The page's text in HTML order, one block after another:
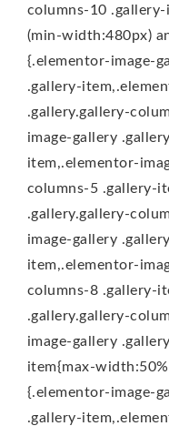
columns-10
(min-width:480px)
{.elementor-image-
.gallery-
.gallery.gallery-
image-gallery
item,.elementor-
columns-5 .gallery-
.gallery.gallery-
image-gallery
item,.elementor-
columns-8 .gallery-
.gallery.gallery-
image-gallery
item{max-
{.elementor-image-
.gallery-